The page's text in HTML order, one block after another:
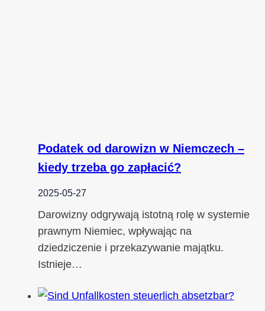
Podatek od darowizn w Niemczech –
kiedy trzeba go zapłacić?
2025-05-27
Darowizny odgrywają istotną rolę w systemie
prawnym Niemiec, wpływając na
dziedziczenie i przekazywanie majątku.
Istnieje…